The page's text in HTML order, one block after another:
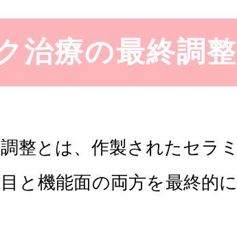
治療の最終調
整とは、作製されたセラ
と機能面の両方を最終的